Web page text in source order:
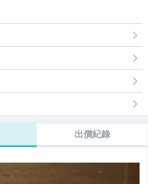
出價紀錄